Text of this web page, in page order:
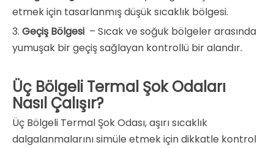
etmek için tasarlanmış düşük sıcaklık bölgesi.
3. Geçiş Bölgesi – Sıcak ve soğuk bölgeler arasında
yumuşak bir geçiş sağlayan kontrollü bir alandır.
Üç Bölgeli Termal Şok Odaları
Nasıl Çalışır?
Üç Bölgeli Termal Şok Odası, aşırı sıcaklık
dalgalanmalarını simüle etmek için dikkatle kontrol